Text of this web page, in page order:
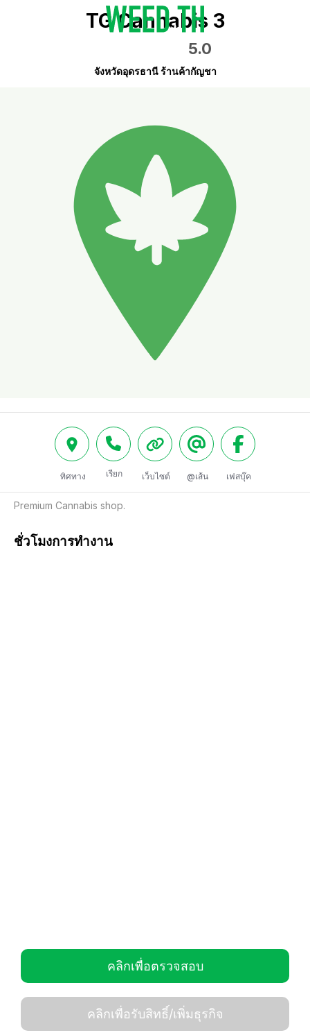
TG Cannabis 3
5.0
จังหวัดอุดรธานี ร้านค้ากัญชา
ทิศทาง เรียก เว็บไซต์ @เส้น เฟสบุ๊ค
Premium Cannabis shop.
ชั่วโมงการทำงาน
คลิกเพื่อตรวจสอบ
คลิกเพื่อรับสิทธิ์/เพิ่มธุรกิจ